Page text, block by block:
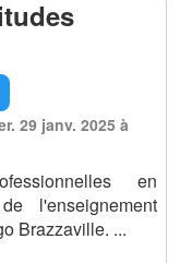
29 janv. 2025 à
en
l'enseignement
Brazzaville. ...